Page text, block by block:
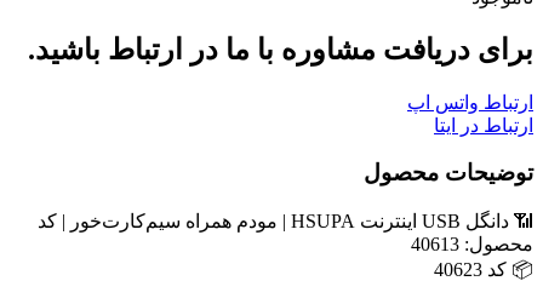
برای دریافت مشاوره با ما در ارتباط باشید.
ارتباط واتس اپ
ارتباط در ایتا
توضیحات محصول
📶 دانگل USB اینترنت HSUPA | مودم همراه سیم‌کارت‌خور | کد
محصول: 40613
📦 کد 40623